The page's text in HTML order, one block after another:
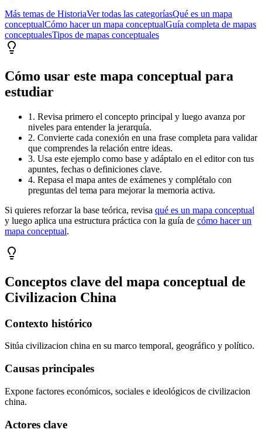
Más temas de HistoriaVer todas las categoríasQué es un mapa
conceptualCómo hacer un mapa conceptualGuía completa de mapas
conceptualesTipos de mapas conceptuales
Cómo usar este mapa conceptual para
estudiar
1. Revisa primero el concepto principal y luego avanza por
niveles para entender la jerarquía.
2. Convierte cada conexión en una frase completa para validar
que comprendes la relación entre ideas.
3. Usa este ejemplo como base y adáptalo en el editor con tus
apuntes, fechas o definiciones clave.
4. Repasa el mapa antes de exámenes y complétalo con
preguntas del tema para mejorar la memoria activa.
Si quieres reforzar la base teórica, revisa qué es un mapa conceptual
y luego aplica una estructura práctica con la guía de cómo hacer un
mapa conceptual.
Conceptos clave del mapa conceptual de
Civilizacion China
Contexto histórico
Sitúa civilizacion china en su marco temporal, geográfico y político.
Causas principales
Expone factores económicos, sociales e ideológicos de civilizacion
china.
Actores clave